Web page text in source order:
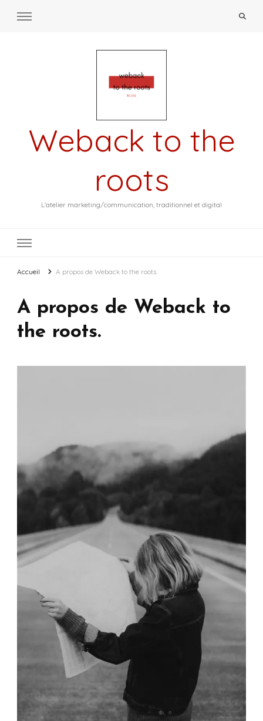
Weback to the
roots
L'atelier marketing/communication, traditionnel et digital
Accueil A propos de Weback to the roots.
A propos de Weback to
the roots.